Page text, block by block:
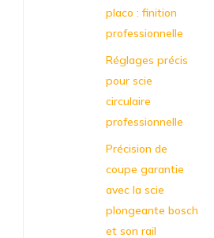
placo : finition
professionnelle
Réglages précis
pour scie
circulaire
professionnelle
Précision de
coupe garantie
avec la scie
plongeante bosch
et son rail